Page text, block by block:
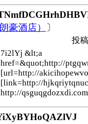
豪酒店）
〕
投
7i2lYj &lt;a
href=&quot;http://
[url=http://
[link=http://
http://